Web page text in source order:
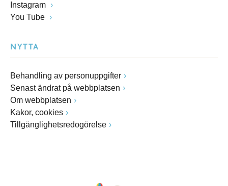
Instagram
You Tube
NYTTA
Behandling av personuppgifter
Senast ändrat på webbplatsen
Om webbplatsen
Kakor, cookies
Tillgänglighetsredogörelse